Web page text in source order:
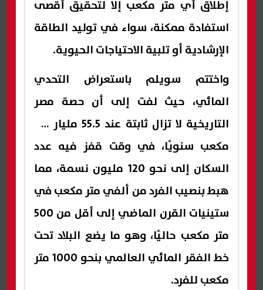
إطلاق أي متر مكعب إلا لتحقيق أقصى
استفادة ممكنة، سواء في توليد الطاقة
الإرشادية أو تلبية الاحتياجات الحيوية.
واختتم سويلم باستعراض التحدي
المائي، حيث لفت إلى أن حصة مصر
التاريخية لا تزال ثابتة عند 55.5 مليار متر
مكعب سنويًا، في وقت قفز فيه عدد
السكان إلى نحو 120 مليون نسمة، مما
هبط بنصيب الفرد من ألفي متر مكعب في
ستينيات القرن الماضي إلى أقل من 500
متر مكعب حاليًا، وهو ما يضع البلاد تحت
خط الفقر المائي العالمي بنحو 1000 متر
مكعب للفرد.